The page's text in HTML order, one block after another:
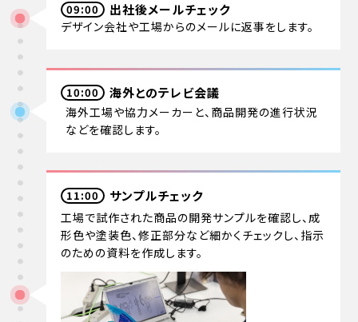
09:00 出社後メールチェック
デザイン会社や工場からのメールに返事をします。
10:00 海外とのテレビ会議
海外工場や協力メーカーと、商品開発の進行状況
などを確認します。
11:00 サンプルチェック
工場で試作された商品の開発サンプルを確認し、成
形色や塗装色、修正部分など細かくチェックし、指示
のための資料を作成します。